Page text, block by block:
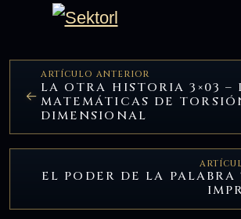
ARTÍCULO ANTERIOR
LA OTRA HISTORIA 3×03 –
MATEMÁTICAS DE
DIMENSIONAL
EL PODER DE LA PALABRA